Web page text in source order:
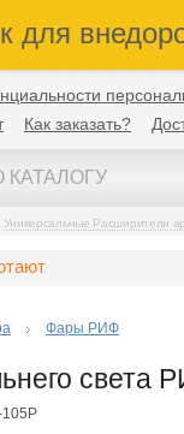
для
Как заказать?
Универсальные Расширители
Фары РИФ
света
105P